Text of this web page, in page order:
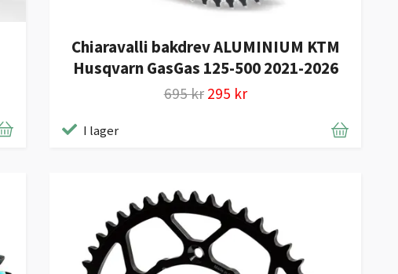
Chiaravalli bakdrev ALUMINIUM KTM
Husqvarn GasGas 125-500 2021-2026
695 kr 295 kr
I lager